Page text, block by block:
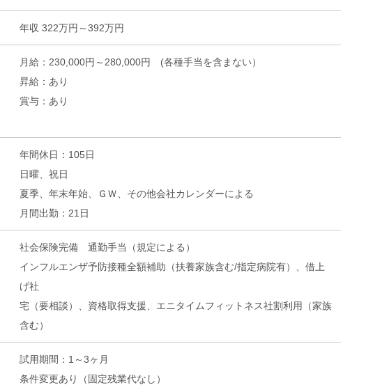
年収 322万円～392万円
月給：230,000円～280,000円 (各種手当を含まない）
昇給：あり
賞与：あり
年間休日：105日
日曜、祝日
夏季、年末年始、ＧＷ、その他会社カレンダーによる
月間出勤：21日
社会保険完備 通勤手当（規定による）
インフルエンザ予防接種全額補助（扶養家族含む/指定病院有）、借上
げ社
宅（要相談）、資格取得支援、エニタイムフィットネス社割利用（家族
含む）
試用期間：1～3ヶ月
条件変更あり（固定残業代なし）